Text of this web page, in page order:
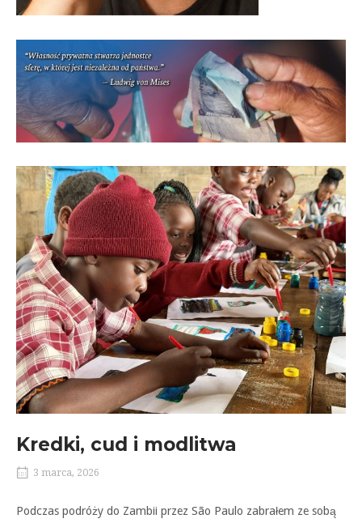
Kredki, cud i modlitwa
3 marca, 2026
Podczas podróży do Zambii przez São Paulo zabrałem ze sobą